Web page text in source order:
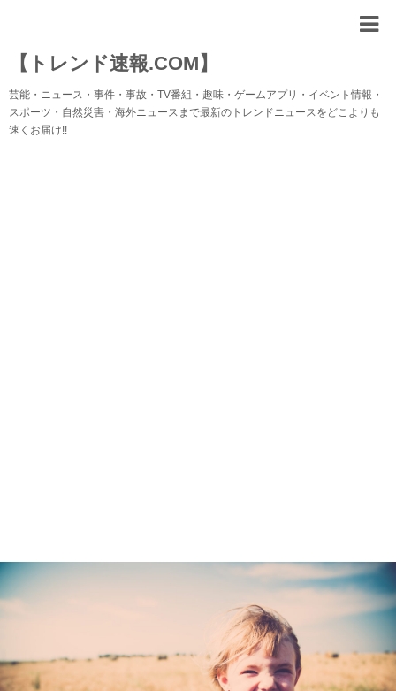
【トレンド速報.COM】
芸能・ニュース・事件・事故・TV番組・趣味・ゲームアプリ・イベント情報・
スポーツ・自然災害・海外ニュースまで最新のトレンドニュースをどこよりも
速くお届け!!